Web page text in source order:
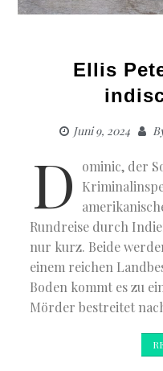
Ellis
Juni 9, 2024
D
ominic, der
Rundreise durch
nur kurz. Beide
einem reichen
Boden kommt es zu
Mörder bestreitet